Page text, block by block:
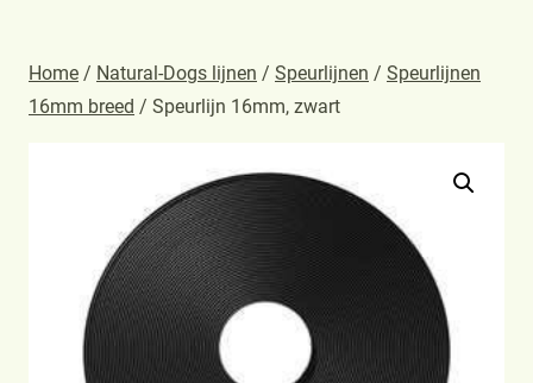
Home / Natural-Dogs lijnen / Speurlijnen / Speurlijnen
16mm breed / Speurlijn 16mm, zwart